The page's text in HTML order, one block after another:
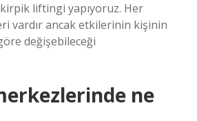
liftingi yapıyoruz. Her
vardır ancak etkilerinin kişinin
değişebileceği
ne